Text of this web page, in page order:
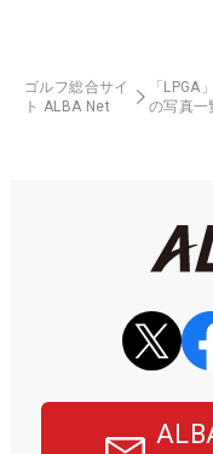
ゴルフ総合サイ
ト ALBA Net
「LPGA」
の写真一